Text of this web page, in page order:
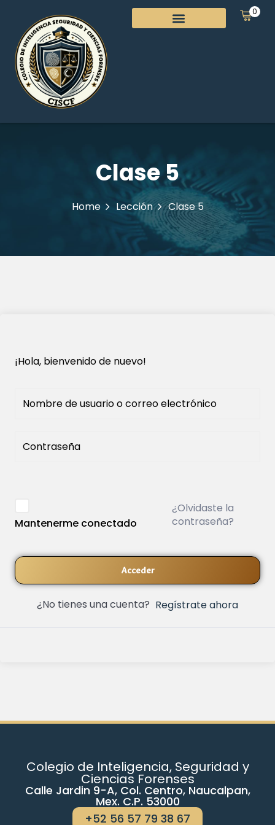
0
Clase 5
Home Lección Clase 5
¡Hola, bienvenido de nuevo!
Mantenerme conectado
¿Olvidaste la
contraseña?
Acceder
¿No tienes una cuenta? Regístrate ahora
Colegio de Inteligencia, Seguridad y
Ciencias Forenses
Calle Jardin 9-A, Col. Centro, Naucalpan,
Mex. C.P. 53000
+52 56 57 79 38 67